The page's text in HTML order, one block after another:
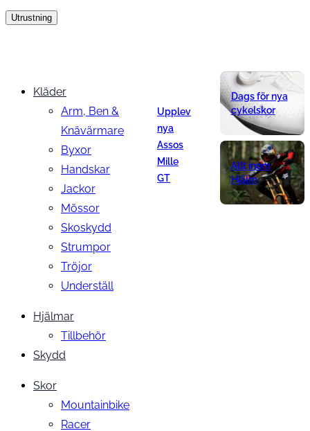
Utrustning
Kläder
Arm, Ben &
Knävärmare
Byxor
Handskar
Jackor
Mössor
Skoskydd
Strumpor
Tröjor
Underställ
Hjälmar
Tillbehör
Skydd
Skor
Mountainbike
Racer
Upplev
nya
Assos
Mille
GT
Dags för nya
cykelskor
Allt inom
Hjälm